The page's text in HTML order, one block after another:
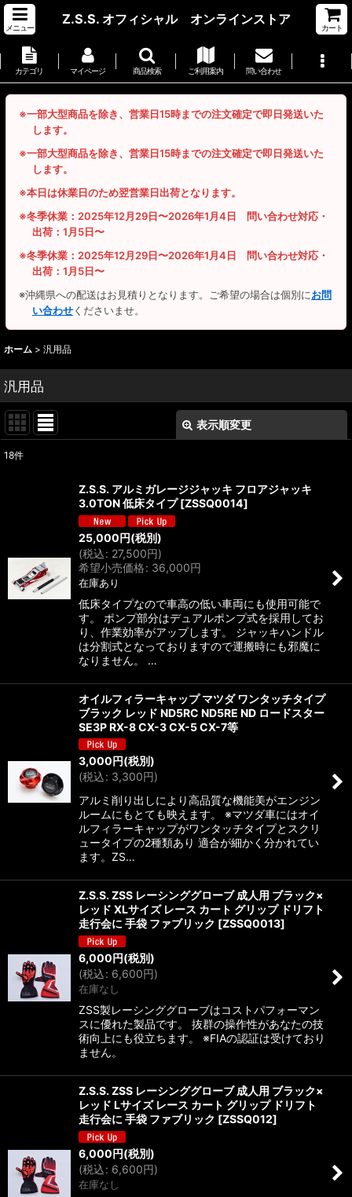
メニュー
Z.S.S. オフィシャル オンラインストア
カート
カテゴリ マイページ 商品検索 ご利用案内 問い合わせ
※一部大型商品を除き、営業日15時までの注文確定で即日発送いた
します。
※一部大型商品を除き、営業日15時までの注文確定で即日発送いた
します。
※本日は休業日のため翌営業日出荷となります。
※冬季休業：2025年12月29日〜2026年1月4日 問い合わせ対応・
出荷：1月5日〜
※冬季休業：2025年12月29日〜2026年1月4日 問い合わせ対応・
出荷：1月5日〜
※沖縄県への配送はお見積りとなります。ご希望の場合は個別にお問
い合わせくださいませ。
ホーム > 汎用品
汎用品
表示順変更
絞り込む
18件
Z.S.S. アルミガレージジャッキ フロアジャッキ
3.0TON 低床タイプ [ZSSQ0014]
25,000円(税別)
(税込: 27,500円)
希望小売価格: 36,000円
在庫あり
低床タイプなので車高の低い車両にも使用可能で
す。 ポンプ部分はデュアルポンプ式を採用してお
り、作業効率がアップします。 ジャッキハンドル
は分割式となっておりますので運搬時にも邪魔に
なりません。 …
オイルフィラーキャップ マツダ ワンタッチタイプ
ブラック レッド ND5RC ND5RE ND ロードスター
SE3P RX-8 CX-3 CX-5 CX-7等
3,000円(税別)
(税込: 3,300円)
アルミ削り出しにより高品質な機能美がエンジン
ルームにもとても映えます。 ※マツダ車にはオイ
ルフィラーキャップがワンタッチタイプとスクリ
ュータイプの2種類あり 適合が細かく分かれてい
ます。ZS…
Z.S.S. ZSS レーシンググローブ 成人用 ブラック×
レッド XLサイズ レース カート グリップ ドリフト
走行会に 手袋 ファブリック [ZSSQ0013]
6,000円(税別)
(税込: 6,600円)
在庫なし
ZSS製レーシンググローブはコストパフォーマン
スに優れた製品です。 抜群の操作性があなたの技
術向上にも役立ちます。 ※FIAの認証は受けており
ません。
Z.S.S. ZSS レーシンググローブ 成人用 ブラック×
レッド Lサイズ レース カート グリップ ドリフト
走行会に 手袋 ファブリック [ZSSQ012]
6,000円(税別)
(税込: 6,600円)
在庫なし